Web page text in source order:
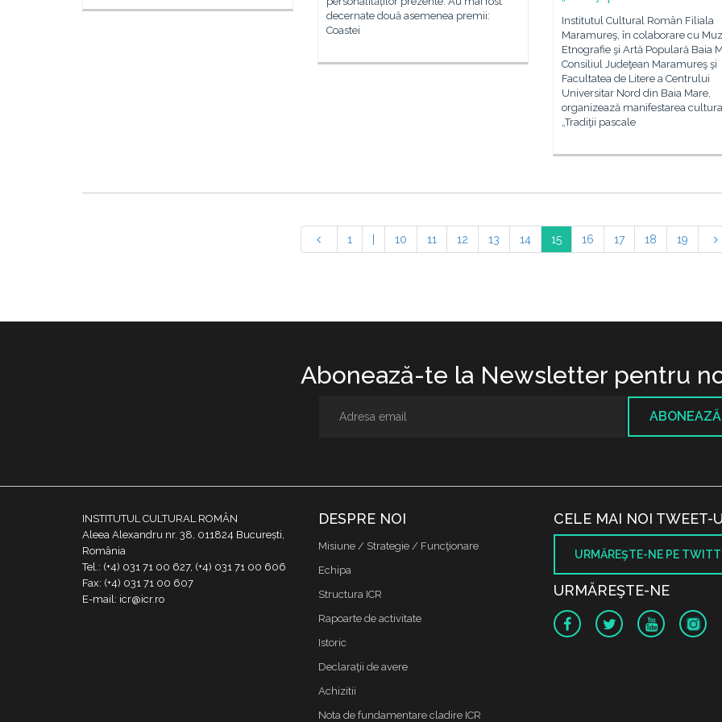
decernate două asemenea premii:
Coastei
Institutul Cultural Român Filiala
Maramureş, în colaborare cu
Etnografie şi Artă Populară Baia
Consiliul Judeţean Maramureş şi
Facultatea de Litere a Centrului
Universitar Nord din Baia Mare,
organizează manifestarea
„Tradiţii pascale
1 10 11 12 13 14 15 16 17 18 19
Abonează-te la Newsletter pentru
INSTITUTUL CULTURAL ROMÂN
Aleea Alexandru nr. 38, 011824 București,
România
Tel.: (+4) 031 71 00 627, (+4) 031 71 00 606
Fax: (+4) 031 71 00 607
E-mail: icr@icr.ro
DESPRE NOI
Misiune / Strategie / Funcţionare
Echipa
Structura ICR
Rapoarte de activitate
Istoric
Declaraţii de avere
Achizitii
Nota de fundamentare cladire ICR
CELE MAI NOI TWEET-
URMĂREŞTE-NE PE
URMĂREŞTE-NE